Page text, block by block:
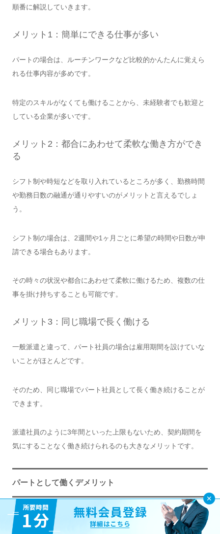
順番に解説していきます。
メリット1：簡単にできる仕事が多い
パートの場合は、ルーチンワークなど比較的かんたんに覚えら
れる仕事内容が多めです。
特定のスキルがなくても働けることから、未経験者でも歓迎と
している企業が多いです。
メリット2：都合にあわせて柔軟な働き方ができ
る
シフト制や時短などを取り入れているところが多く、勤務時間
や勤務日数の融通が通りやすいのがメリットと言えるでしょ
う。
シフト制の場合は、2週間や1ヶ月ごとに希望の時間や日数が申
請できる場合もあります。
その時々の状況や都合にあわせて柔軟に働けるため、複数の仕
事を掛け持ちすることも可能です。
メリット3：同じ職場で長く働ける
一般派遣と違って、パート社員の場合は雇用期間を設けていな
いことがほとんどです。
そのため、同じ職場でパート社員として長く働き続けることが
できます。
派遣社員のように3年間といった上限もないため、契約期間を
気にすることなく働き続けられるのも大きなメリットです。
パートとして働くデメリット
パート社員として働く時のデメリットは、こちらの3つです。